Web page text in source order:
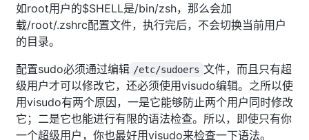
如root用户的$SHELL是/bin/zsh，那么会加
载/root/.zshrc配置文件，执行完后，不会切换当前用户
的目录。
配置sudo必须通过编辑 /etc/sudoers 文件，而且只有超
级用户才可以修改它，还必须使用visudo编辑。之所以使
用visudo有两个原因，一是它能够防止两个用户同时修改
它；二是它也能进行有限的语法检查。所以，即使只有你
一个超级用户，你也最好用visudo来检查一下语法。